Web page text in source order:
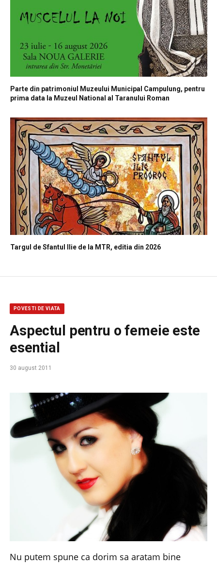
Parte din patrimoniul Muzeului Municipal Campulung, pentru
prima data la Muzeul National al Taranului Roman
Targul de Sfantul Ilie de la MTR, editia din 2026
POVESTI DE VIATA
Aspectul pentru o femeie este
esential
30 august 2011
Nu putem spune ca dorim sa aratam bine